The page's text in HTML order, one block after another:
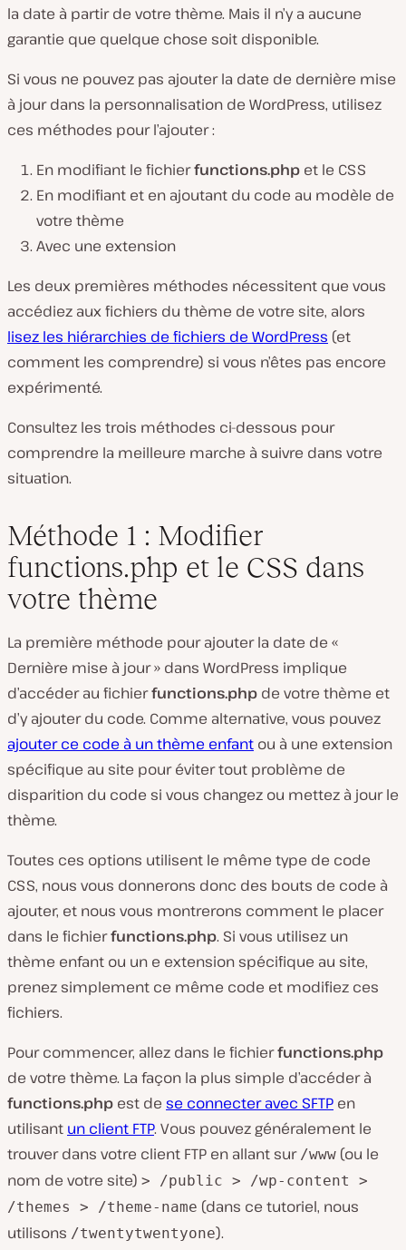
la date à partir de votre thème. Mais il n’y a aucune
garantie que quelque chose soit disponible.
Si vous ne pouvez pas ajouter la date de dernière mise
à jour dans la personnalisation de WordPress, utilisez
ces méthodes pour l’ajouter :
En modifiant le fichierfunctions.php et le CSS
En modifiant et en ajoutant du code au modèle de
votre thème
Avec une extension
Les deux premières méthodes nécessitent que vous
accédiez aux fichiers du thème de votre site, alors
lisez les hiérarchies de fichiers de WordPress (et
comment les comprendre) si vous n’êtes pas encore
expérimenté.
Consultez les trois méthodes ci-dessous pour
comprendre la meilleure marche à suivre dans votre
situation.
Méthode 1 : Modifier
functions.php et le CSS dans
votre thème
La première méthode pour ajouter la date de «
Dernière mise à jour » dans WordPress implique
d’accéder au fichierfunctions.php de votre thème et
d’y ajouter du code. Comme alternative, vous pouvez
ajouter ce code à un thème enfant ou à une extension
spécifique au site pour éviter tout problème de
disparition du code si vous changez ou mettez à jour le
thème.
Toutes ces options utilisent le même type de code
CSS, nous vous donnerons donc des bouts de code à
ajouter, et nous vous montrerons comment le placer
dans le fichierfunctions.php. Si vous utilisez un
thème enfant ou un e extension spécifique au site,
prenez simplement ce même code et modifiez ces
fichiers.
Pour commencer, allez dans le fichierfunctions.php
de votre thème. La façon la plus simple d’accéder à
functions.php est de se connecter avec SFTP en
utilisant un client FTP. Vous pouvez généralement le
trouver dans votre client FTP en allant sur /www (ou le
nom de votre site) > /public > /wp-content >
/themes > /theme-name (dans ce tutoriel, nous
utilisons /twentytwentyone).